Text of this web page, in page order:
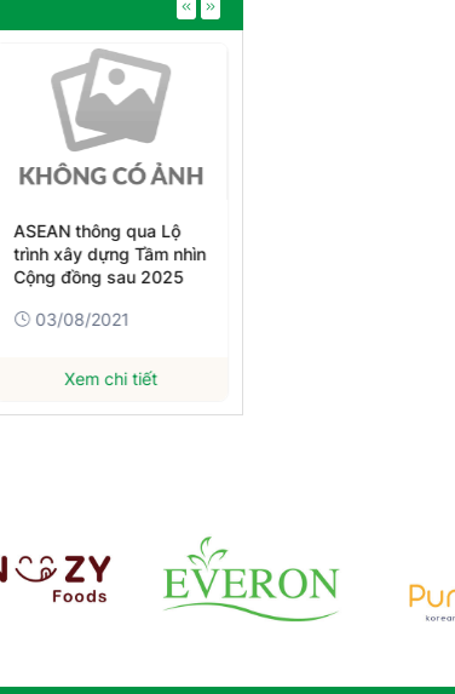
ASEAN thông qua Lộ
trình xây dựng Tầm nhìn
Cộng đồng sau 2025
03/08/2021
Xem chi tiết